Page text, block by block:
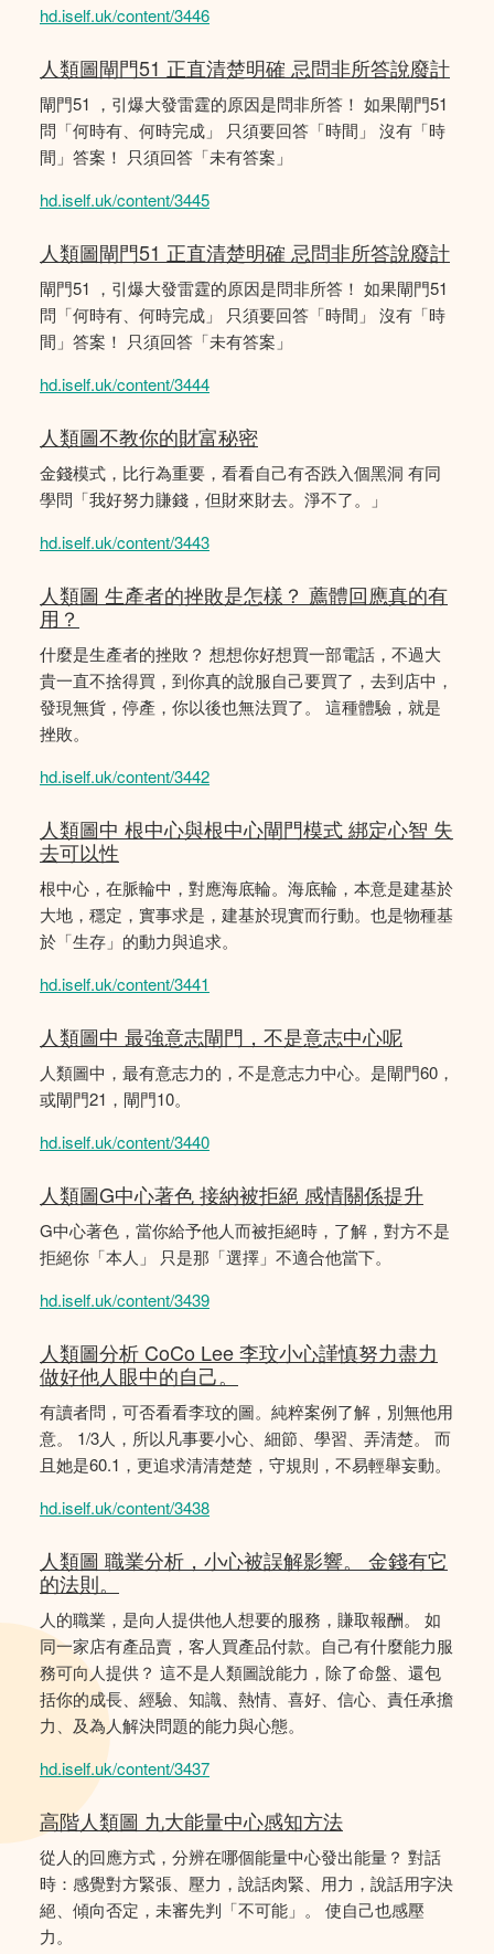
hd.iself.uk/content/3446
人類圖閘門51 正直清楚明確 忌問非所答說廢計
閘門51 ，引爆大發雷霆的原因是問非所答！ 如果閘門51
問「何時有、何時完成」 只須要回答「時間」 沒有「時
間」答案！ 只須回答「未有答案」
hd.iself.uk/content/3445
人類圖閘門51 正直清楚明確 忌問非所答說廢計
閘門51 ，引爆大發雷霆的原因是問非所答！ 如果閘門51
問「何時有、何時完成」 只須要回答「時間」 沒有「時
間」答案！ 只須回答「未有答案」
hd.iself.uk/content/3444
人類圖不教你的財富秘密
金錢模式，比行為重要，看看自己有否跌入個黑洞 有同
學問「我好努力賺錢，但財來財去。淨不了。」
hd.iself.uk/content/3443
人類圖 生產者的挫敗是怎樣？ 薦體回應真的有
用？
什麼是生產者的挫敗？ 想想你好想買一部電話，不過大
貴一直不捨得買，到你真的說服自己要買了，去到店中，
發現無貨，停產，你以後也無法買了。 這種體驗，就是
挫敗。
hd.iself.uk/content/3442
人類圖中 根中心與根中心閘門模式 綁定心智 失
去可以性
根中心，在脈輪中，對應海底輪。海底輪，本意是建基於
大地，穩定，實事求是，建基於現實而行動。也是物種基
於「生存」的動力與追求。
hd.iself.uk/content/3441
人類圖中 最強意志閘門，不是意志中心呢
人類圖中，最有意志力的，不是意志力中心。是閘門60，
或閘門21，閘門10。
hd.iself.uk/content/3440
人類圖G中心著色 接納被拒絕 感情關係提升
G中心著色，當你給予他人而被拒絕時，了解，對方不是
拒絕你「本人」 只是那「選擇」不適合他當下。
hd.iself.uk/content/3439
人類圖分析 CoCo Lee 李玟小心謹慎努力盡力
做好他人眼中的自己。
有讀者問，可否看看李玟的圖。純粹案例了解，別無他用
意。 1/3人，所以凡事要小心、細節、學習、弄清楚。 而
且她是60.1，更追求清清楚楚，守規則，不易輕舉妄動。
hd.iself.uk/content/3438
人類圖 職業分析，小心被誤解影響。 金錢有它
的法則。
人的職業，是向人提供他人想要的服務，賺取報酬。 如
同一家店有產品賣，客人買產品付款。自己有什麼能力服
務可向人提供？ 這不是人類圖說能力，除了命盤、還包
括你的成長、經驗、知識、熱情、喜好、信心、責任承擔
力、及為人解決問題的能力與心態。
hd.iself.uk/content/3437
高階人類圖 九大能量中心感知方法
從人的回應方式，分辨在哪個能量中心發出能量？ 對話
時：感覺對方緊張、壓力，說話肉緊、用力，說話用字決
絕、傾向否定，未審先判「不可能」。 使自己也感壓
力。